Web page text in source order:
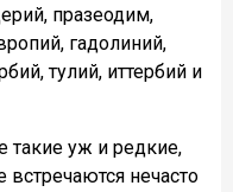
, празеодим,
, гадолиний,
,тулий, иттербий и
такие уж и редкие,
нечасто